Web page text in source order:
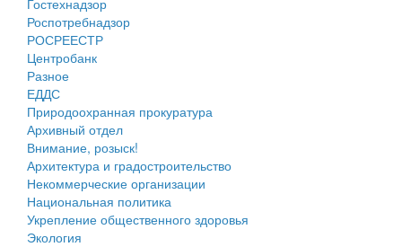
Собрание депутатов
Городское поселение
Сельские поселения
Роспотребнадзор
РОСРЕЕСТР
Центробанк
Разное
ЕДДС
Природоохранная прокуратура
Архивный отдел
Внимание, розыск!
Архитектура и градостроительство
Некоммерческие организации
Национальная политика
Укрепление общественного здоровья
Экология